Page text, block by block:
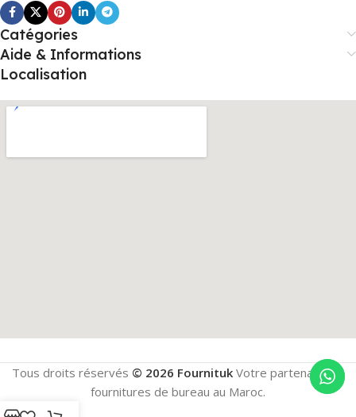
Catégories
Aide & Informations
Localisation
Tous droits réservés © 2026 Fournituk Votre partenaire en
fournitures de bureau au Maroc.